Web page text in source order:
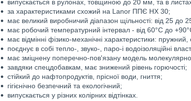
випускається в рулонах, товщиною до 20 мм, та в
за характеристиками схожий на Lanor ППЄ НХ 30;
має великий виробничий діапазон щільності: від 25 до
має робочий температурний інтервал - від 60°С до
має відмінні фізико-механічні характеристики:
поєднує в собі тепло-, звуко-, паро-і водоізоляційні
має зміцнену поперечно-пов'язану модель
завдяки спецдобавкам, має знижений рівень горючості;
стійкий до нафтопродуктів, прісної води, гниття;
гігієнічно безпечний та екологічний;
випускається у різних колірних відтінках.